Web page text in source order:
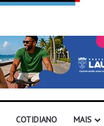
COTIDIANO MAIS